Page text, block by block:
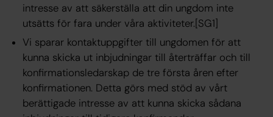
intresse av att säkerställa att din ungdom inte
utsätts för fara under våra aktiviteter.[SG1]
Vi sparar kontaktuppgifter till ungdomen för att
kunna skicka ut inbjudningar till återträffar och till
konfirmationsledarskap de tre första åren efter
konfirmationen. Detta görs med stöd av vårt
berättigade intresse av att kunna skicka sådana